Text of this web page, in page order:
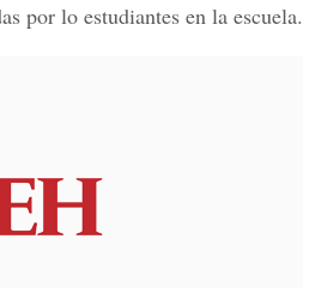
por lo estudiantes en la escuela.